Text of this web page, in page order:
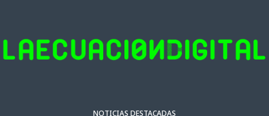
NOTICIAS DESTACADAS